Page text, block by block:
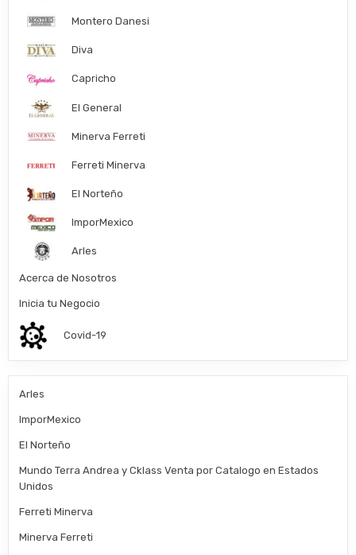
Montero Danesi
Diva
Capricho
El General
Minerva Ferreti
Ferreti Minerva
El Norteño
ImporMexico
Arles
Acerca de Nosotros
Inicia tu Negocio
Covid-19
Arles
ImporMexico
El Norteño
Mundo Terra Andrea y Cklass Venta por Catalogo en Estados
Unidos
Ferreti Minerva
Minerva Ferreti